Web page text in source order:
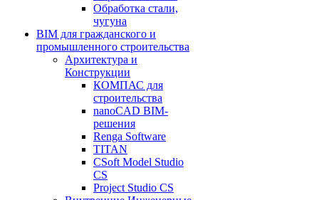
Обработка стали,
чугуна
BIM для гражданского и
промышленного строительства
Архитектура и
Конструкции
КОМПАС для
строительства
nanoCAD BIM-
решения
Renga Software
TITAN
CSoft Model Studio
CS
Project Studio CS